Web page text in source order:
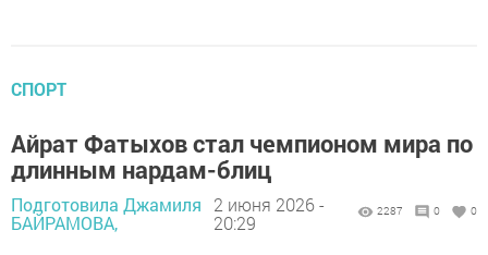
СПОРТ
Айрат Фатыхов стал чемпионом мира по
длинным нардам-блиц
Подготовила Джамиля
БАЙРАМОВА,
2 июня 2026 -
20:29
2287 0 0